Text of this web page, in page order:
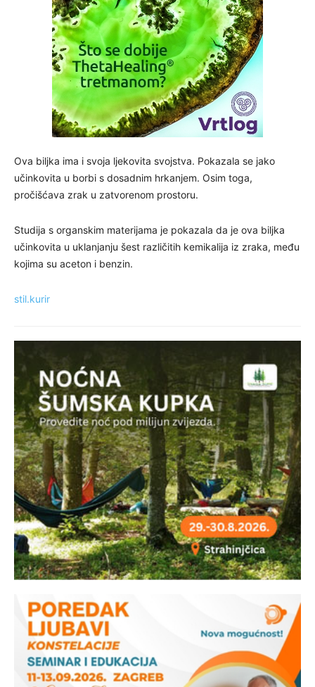
Ova biljka ima i svoja ljekovita svojstva. Pokazala se jako
učinkovita u borbi s dosadnim hrkanjem. Osim toga,
pročišćava zrak u zatvorenom prostoru.
Studija s organskim materijama je pokazala da je ova biljka
učinkovita u uklanjanju šest različitih kemikalija iz zraka, među
kojima su aceton i benzin.
stil.kurir